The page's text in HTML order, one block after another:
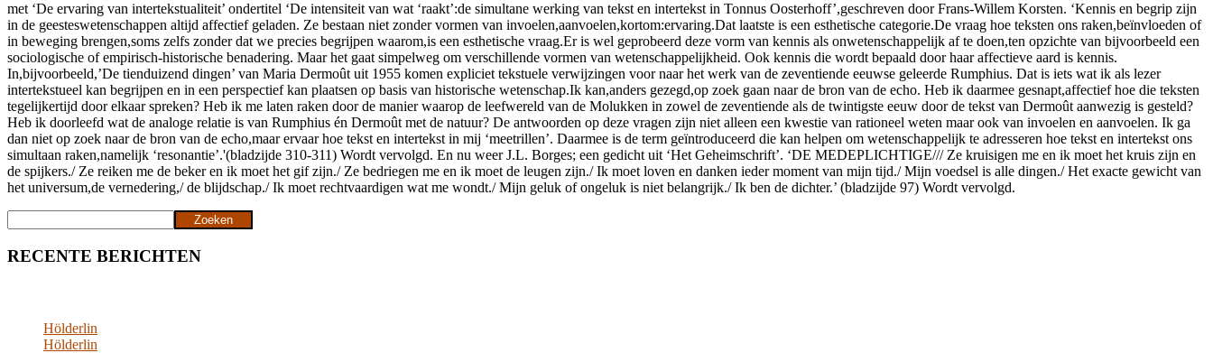
met ‘De ervaring van intertekstualiteit’ ondertitel ‘De intensiteit van wat ‘raakt’:de simultane werking van tekst en intertekst in Tonnus Oosterhoff’,geschreven door Frans-Willem Korsten. ‘Kennis en begrip zijn
in de geesteswetenschappen altijd affectief geladen. Ze bestaan niet zonder vormen van invoelen,aanvoelen,kortom:ervaring.Dat laatste is een esthetische categorie.De vraag hoe teksten ons raken,beïnvloeden of
in beweging brengen,soms zelfs zonder dat we precies begrijpen waarom,is een esthetische vraag.Er is wel geprobeerd deze vorm van kennis als onwetenschappelijk af te doen,ten opzichte van bijvoorbeeld een
sociologische of empirisch-historische benadering. Maar het gaat simpelweg om verschillende vormen van wetenschappelijkheid. Ook kennis die wordt bepaald door haar affectieve aard is kennis.
In,bijvoorbeeld,’De tienduizend dingen’ van Maria Dermoût uit 1955 komen expliciet tekstuele verwijzingen voor naar het werk van de zeventiende eeuwse geleerde Rumphius. Dat is iets wat ik als lezer
intertekstueel kan begrijpen en in een perspectief kan plaatsen op basis van historische wetenschap.Ik kan,anders gezegd,op zoek gaan naar de bron van de echo. Heb ik daarmee gesnapt,affectief hoe die teksten
tegelijkertijd door elkaar spreken? Heb ik me laten raken door de manier waarop de leefwereld van de Molukken in zowel de zeventiende als de twintigste eeuw door de tekst van Dermoût aanwezig is gesteld?
Heb ik doorleefd wat de analoge relatie is van Rumphius én Dermoût met de natuur? De antwoorden op deze vragen zijn niet alleen een kwestie van rationeel weten maar ook van invoelen en aanvoelen. Ik ga
dan niet op zoek naar de bron van de echo,maar ervaar hoe tekst en intertekst in mij ‘meetrillen’. Daarmee is de term geïntroduceerd die kan helpen om wetenschappelijk te adresseren hoe tekst en intertekst ons
simultaan raken,namelijk ‘resonantie’.'(bladzijde 310-311) Wordt vervolgd. En nu weer J.L. Borges; een gedicht uit ‘Het Geheimschrift’. ‘DE MEDEPLICHTIGE/// Ze kruisigen me en ik moet het kruis zijn en
de spijkers./ Ze reiken me de beker en ik moet het gif zijn./ Ze bedriegen me en ik moet de leugen zijn./ Ik moet loven en danken ieder moment van mijn tijd./ Mijn voedsel is alle dingen./ Het exacte gewicht van
het universum,de vernedering,/ de blijdschap./ Ik moet rechtvaardigen wat me wondt./ Mijn geluk of ongeluk is niet belangrijk./ Ik ben de dichter.’ (bladzijde 97) Wordt vervolgd.
Zoeken
RECENTE BERICHTEN
Hölderlin
Hölderlin